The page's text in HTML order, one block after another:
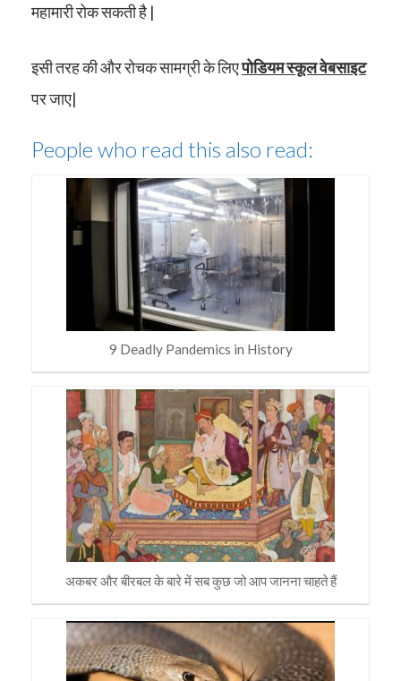
महामारी रोक सकती है |
इसी तरह की और रोचक सामग्री के लिएपोडियम स्कूल वेबसाइट
पर जाए|
People who read this also read:
9 Deadly Pandemics in History
अकबर और बीरबल के बारे में सब कुछ जो आप जानना चाहते हैं